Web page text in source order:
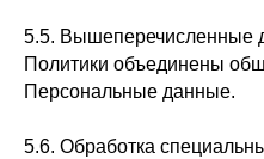
5.5. Вышеперечисленные
Политики объединены
Персональные данные.
5.6. Обработка